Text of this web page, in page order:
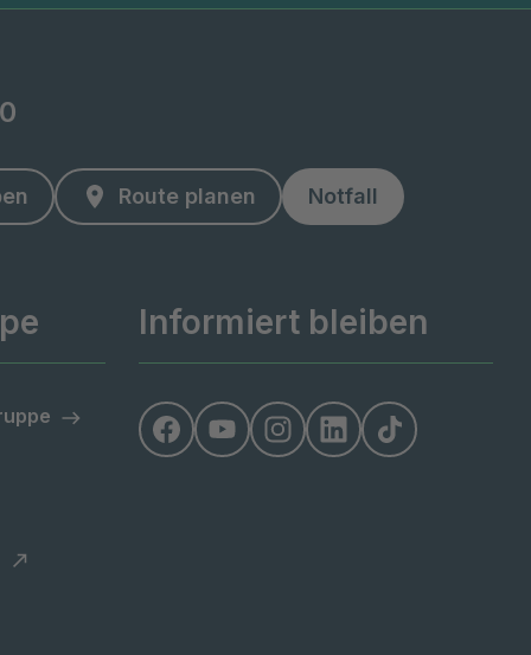
Route planen Notfall
Informiert bleiben